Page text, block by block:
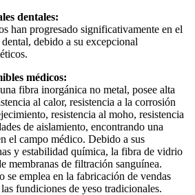
dentales:
han progresado significativamente en el
debido a su excepcional
médicos:
fibra inorgánica no metal, posee alta
al calor, resistencia a la corrosión
resistencia al moho, resistencia
de aislamiento, encontrando una
el campo médico. Debido a sus
y estabilidad química, la fibra de vidrio
membranas de filtración sanguínea.
se emplea en la fabricación de vendas
fundiciones de yeso tradicionales.